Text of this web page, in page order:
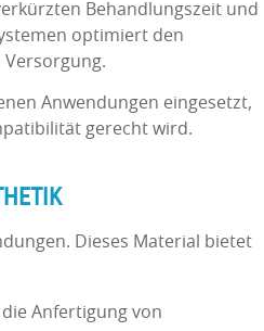
Behandlungszeit und
optimiert den
Anwendungen eingesetzt,
gerecht wird.
Dieses Material bietet
Anfertigung von